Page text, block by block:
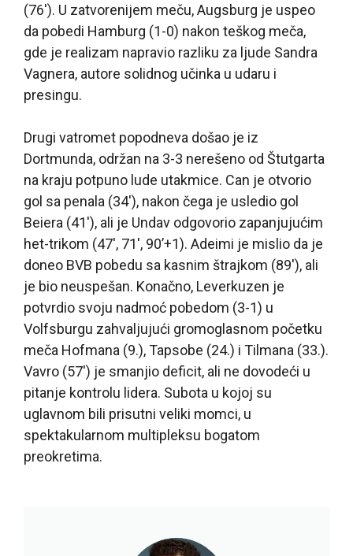
(76′). U zatvorenijem meču, Augsburg je uspeo
da pobedi Hamburg (1-0) nakon teškog meča,
gde je realizam napravio razliku za ljude Sandra
Vagnera, autore solidnog učinka u udaru i
presingu.
Drugi vatromet popodneva došao je iz
Dortmunda, održan na 3-3 nerešeno od Štutgarta
na kraju potpuno lude utakmice. Can je otvorio
gol sa penala (34′), nakon čega je usledio gol
Beiera (41′), ali je Undav odgovorio zapanjujućim
het-trikom (47′, 71′, 90’+1). Adeimi je mislio da je
doneo BVB pobedu sa kasnim štrajkom (89′), ali
je bio neuspešan. Konačno, Leverkuzen je
potvrdio svoju nadmoć pobedom (3-1) u
Volfsburgu zahvaljujući gromoglasnom početku
meča Hofmana (9.), Tapsobe (24.) i Tilmana (33.).
Vavro (57′) je smanjio deficit, ali ne dovodeći u
pitanje kontrolu lidera. Subota u kojoj su
uglavnom bili prisutni veliki momci, u
spektakularnom multipleksu bogatom
preokretima.